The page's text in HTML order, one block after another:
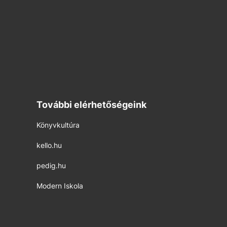
További elérhetőségeink
Könyvkultúra
kello.hu
pedig.hu
Modern Iskola